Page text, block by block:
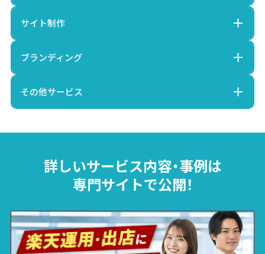
サイト制作
ブランディング
その他サービス
詳しいサービス内容・事例は
専門サイトで公開！